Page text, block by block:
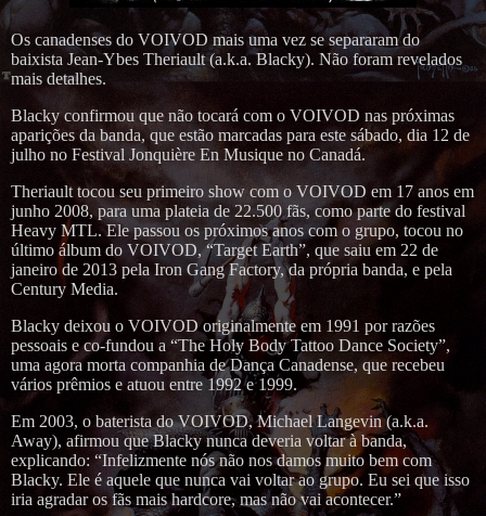
Os canadenses do VOIVOD mais uma vez se separaram do
baixista Jean-Ybes Theriault (a.k.a. Blacky). Não foram revelados
mais detalhes.
Blacky confirmou que não tocará com o VOIVOD nas próximas
aparições da banda, que estão marcadas para este sábado, dia 12 de
julho no Festival Jonquière En Musique no Canadá.
Theriault tocou seu primeiro show com o VOIVOD em 17 anos em
junho 2008, para uma plateia de 22.500 fãs, como parte do festival
Heavy MTL. Ele passou os próximos anos com o grupo, tocou no
último álbum do VOIVOD, “Target Earth”, que saiu em 22 de
janeiro de 2013 pela Iron Gang Factory, da própria banda, e pela
Century Media.
Blacky deixou o VOIVOD originalmente em 1991 por razões
pessoais e co-fundou a “The Holy Body Tattoo Dance Society”,
uma agora morta companhia de Dança Canadense, que recebeu
vários prêmios e atuou entre 1992 e 1999.
Em 2003, o baterista do VOIVOD, Michael Langevin (a.k.a.
Away), afirmou que Blacky nunca deveria voltar à banda,
explicando: “Infelizmente nós não nos damos muito bem com
Blacky. Ele é aquele que nunca vai voltar ao grupo. Eu sei que isso
iria agradar os fãs mais hardcore, mas não vai acontecer.”